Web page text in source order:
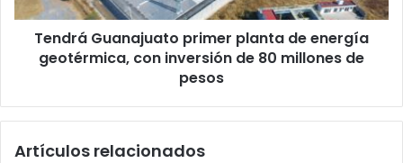
inversión
pesos
Tendrá Guanajuato primer planta de energía
geotérmica, con inversión de 80 millones de
pesos
Artículos relacionados